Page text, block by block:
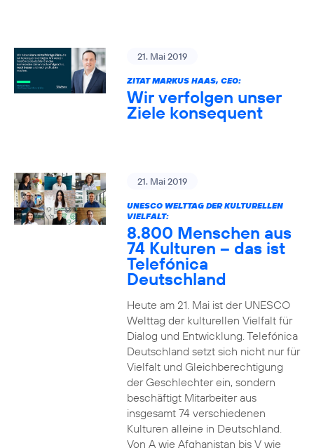
21. Mai 2019
ZITAT MARKUS HAAS, CEO:
Wir verfolgen unser
Ziele konsequent
21. Mai 2019
UNESCO WELTTAG DER KULTURELLEN
VIELFALT:
8.800 Menschen aus
74 Kulturen – das ist
Telefónica
Deutschland
Heute am 21. Mai ist der UNESCO
Welttag der kulturellen Vielfalt für
Dialog und Entwicklung. Telefónica
Deutschland setzt sich nicht nur für
Vielfalt und Gleichberechtigung
der Geschlechter ein, sondern
beschäftigt Mitarbeiter aus
insgesamt 74 verschiedenen
Kulturen alleine in Deutschland.
Von A wie Afghanistan bis V wie